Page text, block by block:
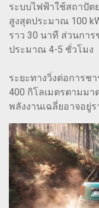
ระบบไฟฟ้าใช้สถาปัตย
สูงสุดประมาณ 100
ราว 30 นาที ส่วนการ
ประมาณ 4-5 ชั่วโมง
ระยะทางวิ่งต่อการช
400 กิโลเมตรตามมา
พลังงานเฉลี่ยอาจอยู่ร